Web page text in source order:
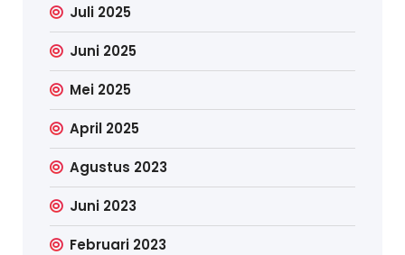
Juli 2025
Juni 2025
Mei 2025
April 2025
Agustus 2023
Juni 2023
Februari 2023